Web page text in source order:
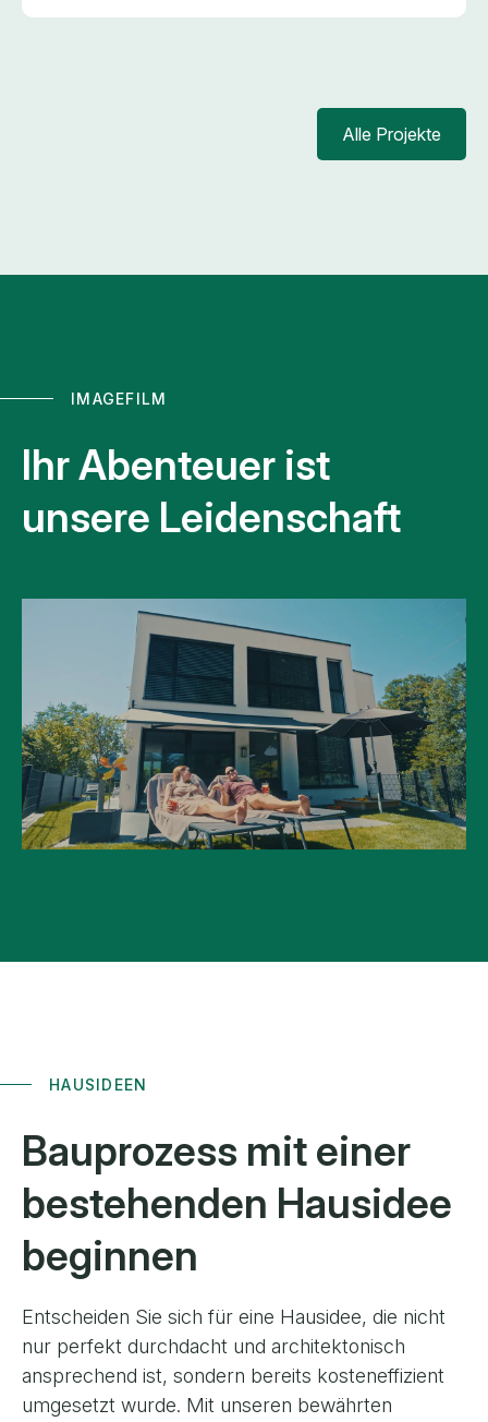
Alle Projekte
IMAGEFILM
Ihr Abenteuer ist
unsere Leidenschaft
Kurzbeschreibung: Vorstellung von Atmoshaus.
HAUSIDEEN
Bauprozess mit einer
bestehenden Hausidee
beginnen
Entscheiden Sie sich für eine Hausidee, die nicht
nur perfekt durchdacht und architektonisch
ansprechend ist, sondern bereits kosteneffizient
umgesetzt wurde. Mit unseren bewährten